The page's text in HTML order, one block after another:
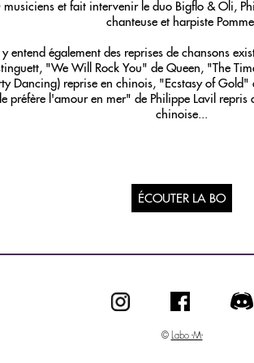
musiciens et fait intervenir le duo Bigflo & Oli,
chanteuse et harpiste
entend également des reprises de chansons
"We Will Rock You" de Queen, "The
Dancing) reprise en chinois, "Ecstasy of
préfère l'amour en mer" de Philippe Lavil repris
chinoise...
ÉCOUTER LA BO
© Labo -M-